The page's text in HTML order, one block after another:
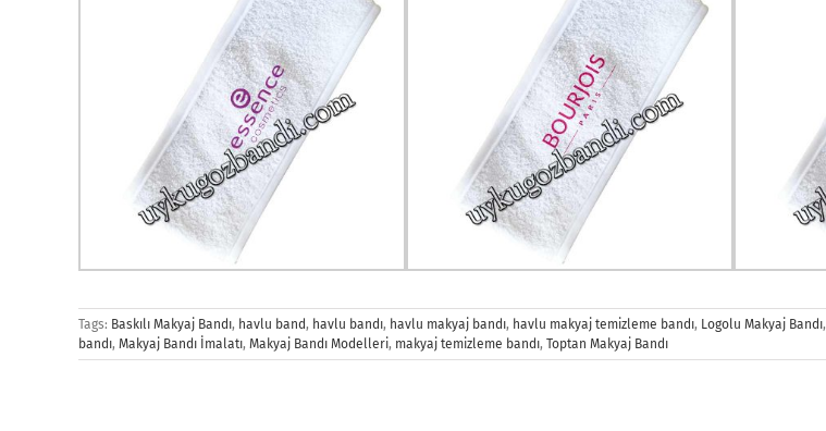
Tags: Baskılı Makyaj Bandı, havlu band, havlu bandı, havlu makyaj bandı, havlu makyaj temizleme bandı, Logolu Makyaj Bandı,
bandı, Makyaj Bandı İmalatı, Makyaj Bandı Modelleri, makyaj temizleme bandı, Toptan Makyaj Bandı